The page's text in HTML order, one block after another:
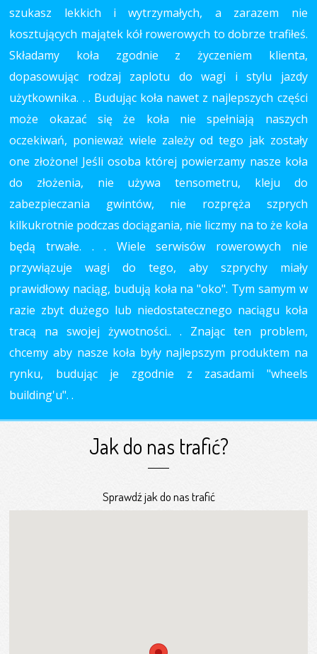
szukasz lekkich i wytrzymałych, a zarazem nie
kosztujących majątek kół rowerowych to dobrze trafiłeś.
Składamy koła zgodnie z życzeniem klienta,
dopasowując rodzaj zaplotu do wagi i stylu jazdy
użytkownika. . . Budując koła nawet z najlepszych części
może okazać się że koła nie spełniają naszych
oczekiwań, ponieważ wiele zależy od tego jak zostały
one złożone! Jeśli osoba której powierzamy nasze koła
do złożenia, nie używa tensometru, kleju do
zabezpieczania gwintów, nie rozpręża szprych
kilkukrotnie podczas dociągania, nie liczmy na to że koła
będą trwałe. . . Wiele serwisów rowerowych nie
przywiązuje wagi do tego, aby szprychy miały
prawidłowy naciąg, budują koła na "oko". Tym samym w
razie zbyt dużego lub niedostatecznego naciągu koła
tracą na swojej żywotności.. . Znając ten problem,
chcemy aby nasze koła były najlepszym produktem na
rynku, budując je zgodnie z zasadami "wheels
building'u". .
Jak do nas trafić?
Sprawdź jak do nas trafić